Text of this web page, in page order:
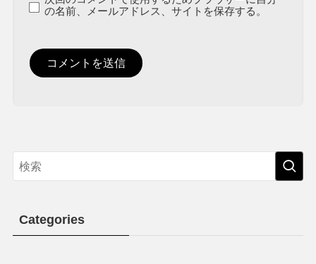
の名前、メールアドレス、サイトを保存する。
Categories